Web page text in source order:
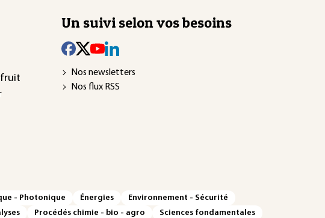
Un suivi selon vos besoins
Nos newsletters
Nos flux RSS
- Photonique Énergies
Environnement - Sécurité
Procédés chimie - bio - agro
Sciences fondamentales